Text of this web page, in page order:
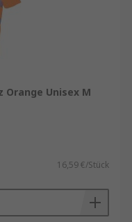
und
in der
Sie sorgen für
das
Materialien,
in
kommen. Gut
Orange Unisex M
16,59 €/Stück